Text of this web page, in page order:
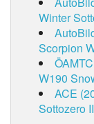
Winter
Scorpion
W190
ACE
Sottozero